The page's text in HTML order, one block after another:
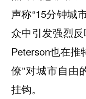
声称“15分钟城
众中引发强烈
Peterson也在推
僚”对城市自由
挂钩。